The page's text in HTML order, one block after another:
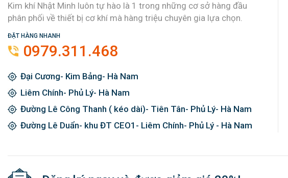
Kim khí Nhật Minh luôn tự hào là 1 trong những cơ sở hàng đầu
phân phối về thiết bị cơ khí mà hàng triệu chuyên gia lựa chọn.
ĐẶT HÀNG NHANH
0979.311.468
Đại Cương- Kim Bảng- Hà Nam
Liêm Chính- Phủ Lý- Hà Nam
Đường Lê Công Thanh ( kéo dài)- Tiên Tân- Phủ Lý- Hà Nam
Đường Lê Duẩn- khu ĐT CEO1- Liêm Chính- Phủ Lý - Hà Nam